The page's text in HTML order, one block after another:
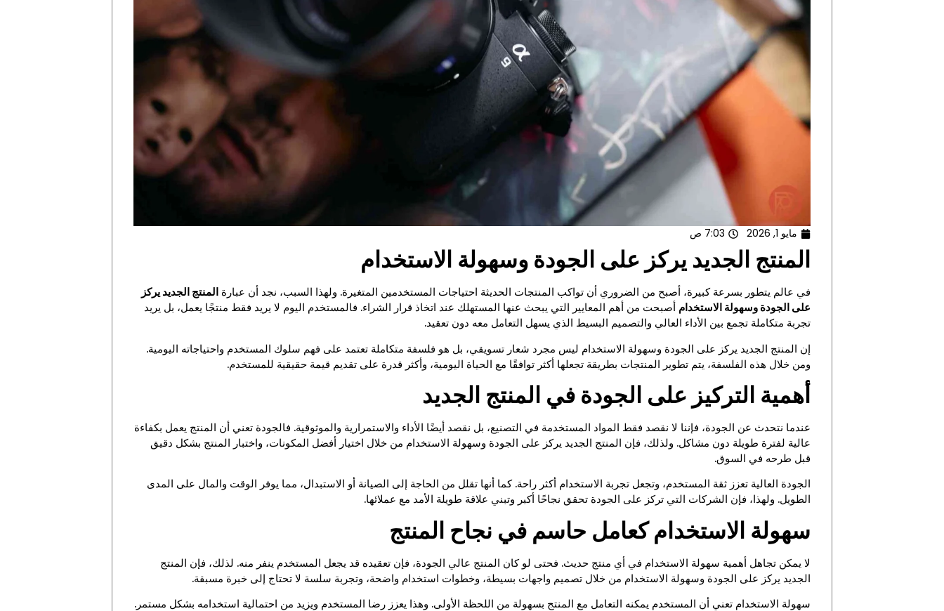
مايو 1, 2026 7:03 ص
المنتج الجديد يركز على الجودة وسهولة الاستخدام
في عالم يتطور بسرعة كبيرة، أصبح من الضروري أن تواكب المنتجات الحديثة احتياجات المستخدمين المتغيرة. ولهذا السبب، نجد أن عبارة المنتج الجديد يركز
على الجودة وسهولة الاستخدام أصبحت من أهم المعايير التي يبحث عنها المستهلك عند اتخاذ قرار الشراء. فالمستخدم اليوم لا يريد فقط منتجًا يعمل، بل يريد
تجربة متكاملة تجمع بين الأداء العالي والتصميم البسيط الذي يسهل التعامل معه دون تعقيد.
إن المنتج الجديد يركز على الجودة وسهولة الاستخدام ليس مجرد شعار تسويقي، بل هو فلسفة متكاملة تعتمد على فهم سلوك المستخدم واحتياجاته اليومية.
ومن خلال هذه الفلسفة، يتم تطوير المنتجات بطريقة تجعلها أكثر توافقًا مع الحياة اليومية، وأكثر قدرة على تقديم قيمة حقيقية للمستخدم.
أهمية التركيز على الجودة في المنتج الجديد
عندما نتحدث عن الجودة، فإننا لا نقصد فقط المواد المستخدمة في التصنيع، بل نقصد أيضًا الأداء والاستمرارية والموثوقية. فالجودة تعني أن المنتج يعمل بكفاءة
عالية لفترة طويلة دون مشاكل. ولذلك، فإن المنتج الجديد يركز على الجودة وسهولة الاستخدام من خلال اختيار أفضل المكونات، واختبار المنتج بشكل دقيق
قبل طرحه في السوق.
الجودة العالية تعزز ثقة المستخدم، وتجعل تجربة الاستخدام أكثر راحة. كما أنها تقلل من الحاجة إلى الصيانة أو الاستبدال، مما يوفر الوقت والمال على المدى
الطويل. ولهذا، فإن الشركات التي تركز على الجودة تحقق نجاحًا أكبر وتبني علاقة طويلة الأمد مع عملائها.
سهولة الاستخدام كعامل حاسم في نجاح المنتج
لا يمكن تجاهل أهمية سهولة الاستخدام في أي منتج حديث. فحتى لو كان المنتج عالي الجودة، فإن تعقيده قد يجعل المستخدم ينفر منه. لذلك، فإن المنتج
الجديد يركز على الجودة وسهولة الاستخدام من خلال تصميم واجهات بسيطة، وخطوات استخدام واضحة، وتجربة سلسة لا تحتاج إلى خبرة مسبقة.
سهولة الاستخدام تعني أن المستخدم يمكنه التعامل مع المنتج بسهولة من اللحظة الأولى. وهذا يعزز رضا المستخدم ويزيد من احتمالية استخدامه بشكل مستمر.